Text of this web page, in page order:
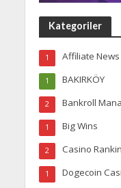
Kategoriler
Affiliate News
1
BAKIRKÖY
1
Bankroll
2
Big Wins
1
Casino
2
Dogecoin
1